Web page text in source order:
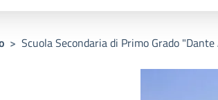
> Scuola Secondaria di Primo Grado